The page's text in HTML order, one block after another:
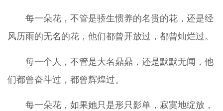
每一朵花，不管是骄生惯养的名贵的花，还是经
风历雨的无名的花，他们都曾开放过，都曾灿烂过。
每一个人，不管是大名鼎鼎，还是默默无闻，他
们都曾奋斗过，都曾辉煌过。
每一朵花，如果她只是形只影单，寂寞地绽放，